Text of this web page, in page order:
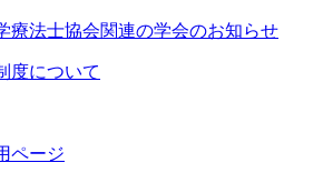
療法士協会関連の学会のお知らせ
度について
ページ